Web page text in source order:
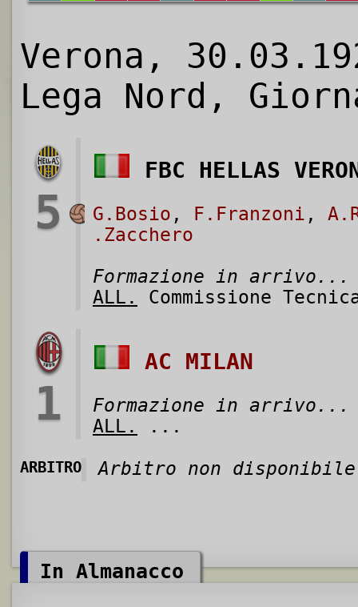
Verona,
Lega Nord,
5
FBC HELLAS
G.Bosio , F.Franzoni ,
.Zacchero
Formazione in arrivo...
ALL.
Commissione
1
AC MILAN
Formazione in arrivo...
ALL.
...
ARBITRO Arbitro non disponibile
In Almanacco